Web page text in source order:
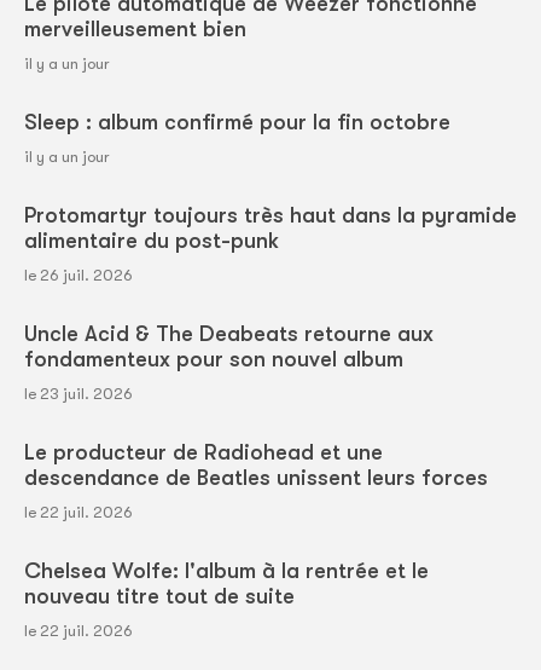
merveilleusement bien
il y a un jour
Sleep : album confirmé pour la fin octobre
il y a un jour
Protomartyr toujours très haut dans la pyramide
alimentaire du post-punk
le 26 juil. 2026
Uncle Acid & The Deabeats retourne aux
fondamenteux pour son nouvel album
le 23 juil. 2026
Le producteur de Radiohead et une
descendance de Beatles unissent leurs forces
le 22 juil. 2026
Chelsea Wolfe: l'album à la rentrée et le
nouveau titre tout de suite
le 22 juil. 2026